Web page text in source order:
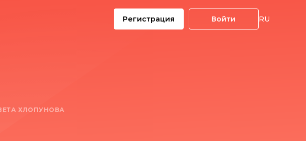
Регистрация Войти RU
ХЛОПУНОВА